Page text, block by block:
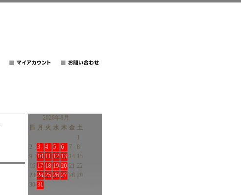
2026年8月
日
月 火 水 木 金 土
1
2
3 4 5 6 7
8
9
10 11 12 13 14 15
16 17 18 19 20 21 22
23 24 25 26 27 28 29
30 31